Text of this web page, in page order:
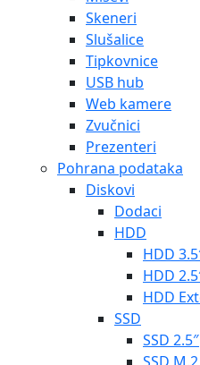
Skeneri
Slušalice
Tipkovnice
USB hub
Web kamere
Zvučnici
Prezenteri
Pohrana podataka
Diskovi
Dodaci
HDD
HDD
HDD
HDD
SSD
SSD 2.5″